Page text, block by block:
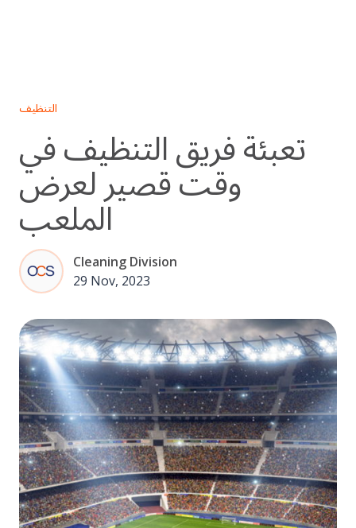
التنظيف
تعبئة فريق التنظيف في
وقت قصير لعرض
الملعب
Cleaning Division
29 Nov, 2023